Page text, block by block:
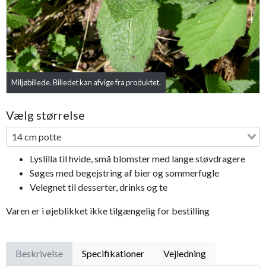
Miljøbillede. Billedet kan afvige fra produktet.
Vælg størrelse
14 cm potte
Lyslilla til hvide, små blomster med lange støvdragere
Søges med begejstring af bier og sommerfugle
Velegnet til desserter, drinks og te
Varen er i øjeblikket ikke tilgængelig for bestilling
Beskrivelse Specifikationer Vejledning